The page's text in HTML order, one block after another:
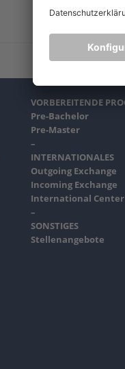
VORBEREITENDE
Pre-Bachelor
Pre-Master
–
INTERNATIONALES
Outgoing Exchange
Incoming Exchange
International Center
–
SONSTIGES
Stellenangebote